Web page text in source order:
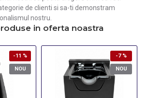
de clienti si sa-ti demonstram
nostru.
in oferta noastra
NOU
-11 %
NOU
-7 %